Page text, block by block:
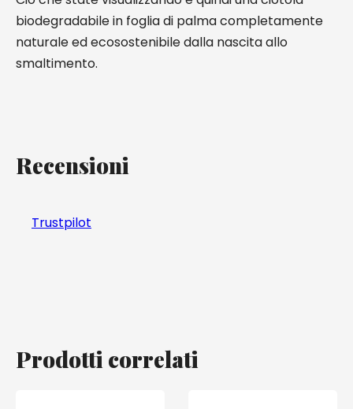
biodegradabile in foglia di palma completamente
naturale ed ecosostenibile dalla nascita allo
smaltimento.
Recensioni
Trustpilot
Prodotti correlati